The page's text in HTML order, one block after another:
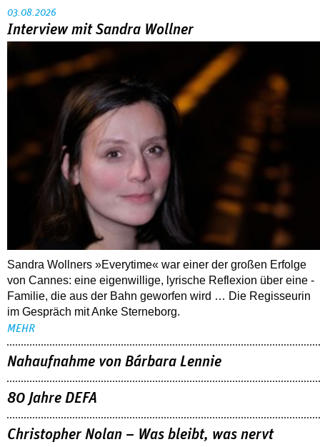
03.08.2026
Interview mit Sandra Wollner
Sandra Wollners »Everytime« war einer der großen Erfolge
von Cannes: eine eigenwillige, lyrische Reflexion über eine ­
Familie, die aus der Bahn geworfen wird … Die Regisseurin
im Gespräch mit Anke Sterneborg.
MEHR
Nahaufnahme von Bárbara Lennie
80 Jahre DEFA
Christopher Nolan – Was bleibt, was nervt